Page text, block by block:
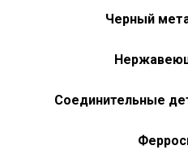
Черный
Соединительные